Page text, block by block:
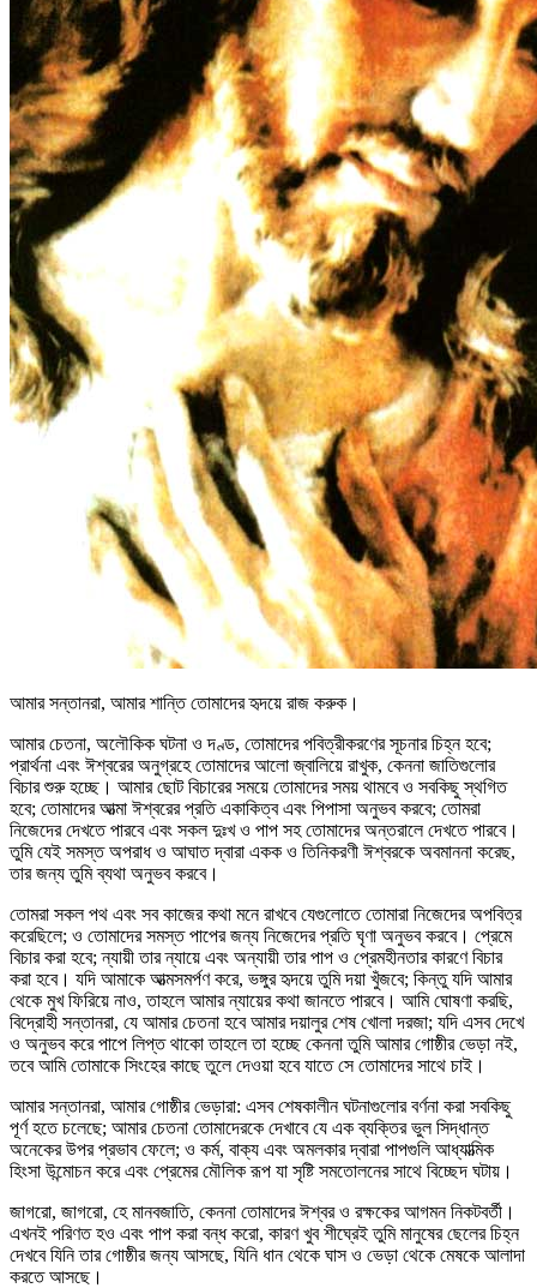
আমার সন্তানরা, আমার শান্তি তোমাদের হৃদয়ে রাজ করুক।
আমার চেতনা, অলৌকিক ঘটনা ও দণ্ড, তোমাদের পবিত্রীকরণের সূচনার চিহ্ন হবে;
প্রার্থনা এবং ঈশ্বরের অনুগ্রহে তোমাদের আলো জ্বালিয়ে রাখুক, কেননা জাতিগুলোর
বিচার শুরু হচ্ছে। আমার ছোট বিচারের সময়ে তোমাদের সময় থামবে ও সবকিছু স্থগিত
হবে; তোমাদের আত্মা ঈশ্বরের প্রতি একাকিত্ব এবং পিপাসা অনুভব করবে; তোমরা
নিজেদের দেখতে পারবে এবং সকল দুঃখ ও পাপ সহ তোমাদের অন্তরালে দেখতে পারবে।
তুমি যেই সমস্ত অপরাধ ও আঘাত দ্বারা একক ও তিনিকরণী ঈশ্বরকে অবমাননা করেছ,
তার জন্য তুমি ব্যথা অনুভব করবে।
তোমরা সকল পথ এবং সব কাজের কথা মনে রাখবে যেগুলোতে তোমারা নিজেদের অপবিত্র
করেছিলে; ও তোমাদের সমস্ত পাপের জন্য নিজেদের প্রতি ঘৃণা অনুভব করবে। প্রেমে
বিচার করা হবে; ন্যায়ী তার ন্যায়ে এবং অন্যায়ী তার পাপ ও প্রেমহীনতার কারণে বিচার
করা হবে। যদি আমাকে আত্মসমর্পণ করে, ভঙ্গুর হৃদয়ে তুমি দয়া খুঁজবে; কিন্তু যদি আমার
থেকে মুখ ফিরিয়ে নাও, তাহলে আমার ন্যায়ের কথা জানতে পারবে। আমি ঘোষণা করছি,
বিদ্রোহী সন্তানরা, যে আমার চেতনা হবে আমার দয়ালুর শেষ খোলা দরজা; যদি এসব দেখে
ও অনুভব করে পাপে লিপ্ত থাকো তাহলে তা হচ্ছে কেননা তুমি আমার গোষ্ঠীর ভেড়া নই,
তবে আমি তোমাকে সিংহের কাছে তুলে দেওয়া হবে যাতে সে তোমাদের সাথে চাই।
আমার সন্তানরা, আমার গোষ্ঠীর ভেড়ারা: এসব শেষকালীন ঘটনাগুলোর বর্ণনা করা সবকিছু
পূর্ণ হতে চলেছে; আমার চেতনা তোমাদেরকে দেখাবে যে এক ব্যক্তির ভুল সিদ্ধান্ত
অনেকের উপর প্রভাব ফেলে; ও কর্ম, বাক্য এবং অমলকার দ্বারা পাপগুলি আধ্যাত্মিক
হিংসা উন্মোচন করে এবং প্রেমের মৌলিক রূপ যা সৃষ্টি সমতোলনের সাথে বিচ্ছেদ ঘটায়।
জাগরো, জাগরো, হে মানবজাতি, কেননা তোমাদের ঈশ্বর ও রক্ষকের আগমন নিকটবর্তী।
এখনই পরিণত হও এবং পাপ করা বন্ধ করো, কারণ খুব শীঘ্রেই তুমি মানুষের ছেলের চিহ্ন
দেখবে যিনি তার গোষ্ঠীর জন্য আসছে, যিনি ধান থেকে ঘাস ও ভেড়া থেকে মেষকে আলাদা
করতে আসছে।